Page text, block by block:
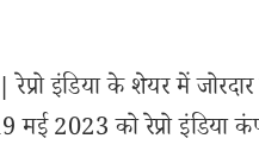
रेप्रो इंडिया के शेयर में
मई 2023 को रेप्रो इंडिया